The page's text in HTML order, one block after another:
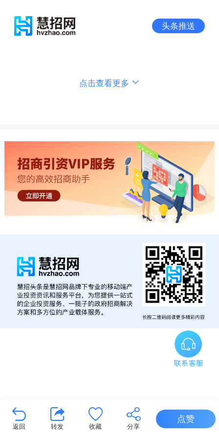
头条推送
点击查看更多
返回 转发 收藏 分享
点赞